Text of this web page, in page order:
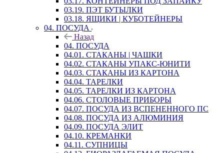
03.19. ПЭТ БУТЫЛКИ
03.18. ЯЩИКИ | КУБОТЕЙНЕРЫ
04. ПОСУДА
Назад
04. ПОСУДА
04.01. СТАКАНЫ | ЧАШКИ
04.02. СТАКАНЫ УПАКС-ЮНИТИ
04.03. СТАКАНЫ ИЗ КАРТОНА
04.04. ТАРЕЛКИ
04.05. ТАРЕЛКИ ИЗ КАРТОНА
04.06. СТОЛОВЫЕ ПРИБОРЫ
04.07. ПОСУДА ИЗ ВСПЕНЕННОГО ПС
04.08. ПОСУДА ИЗ АЛЮМИНИЯ
04.09. ПОСУДА ЭЛИТ
04.10. КРЕМАНКИ
04.11. СУПНИЦЫ